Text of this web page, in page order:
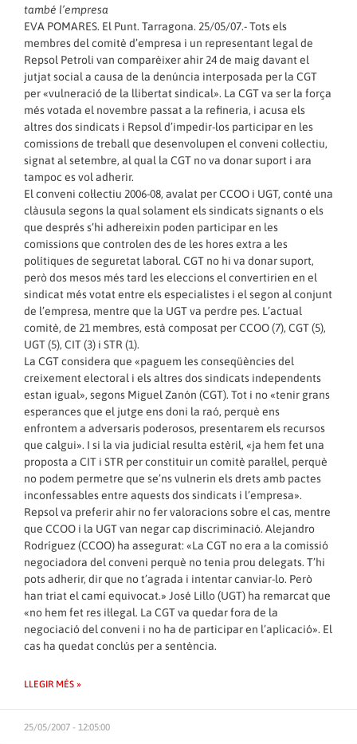
també l’empresa
EVA POMARES. El Punt. Tarragona. 25/05/07.- Tots els
membres del comitè d’empresa i un representant legal de
Repsol Petroli van comparèixer ahir 24 de maig davant el
jutjat social a causa de la denúncia interposada per la CGT
per «vulneració de la llibertat sindical». La CGT va ser la força
més votada el novembre passat a la refineria, i acusa els
altres dos sindicats i Repsol d’impedir-los participar en les
comissions de treball que desenvolupen el conveni col·lectiu,
signat al setembre, al qual la CGT no va donar suport i ara
tampoc es vol adherir.
El conveni col·lectiu 2006-08, avalat per CCOO i UGT, conté una
clàusula segons la qual solament els sindicats signants o els
que després s’hi adhereixin poden participar en les
comissions que controlen des de les hores extra a les
polítiques de seguretat laboral. CGT no hi va donar suport,
però dos mesos més tard les eleccions el convertirien en el
sindicat més votat entre els especialistes i el segon al conjunt
de l’empresa, mentre que la UGT va perdre pes. L’actual
comitè, de 21 membres, està composat per CCOO (7), CGT (5),
UGT (5), CIT (3) i STR (1).
La CGT considera que «paguem les conseqüències del
creixement electoral i els altres dos sindicats independents
estan igual», segons Miguel Zanón (CGT). Tot i no «tenir grans
esperances que el jutge ens doni la raó, perquè ens
enfrontem a adversaris poderosos, presentarem els recursos
que calgui». I si la via judicial resulta estèril, «ja hem fet una
proposta a CIT i STR per constituir un comitè paral·lel, perquè
no podem permetre que se’ns vulnerin els drets amb pactes
inconfessables entre aquests dos sindicats i l’empresa».
Repsol va preferir ahir no fer valoracions sobre el cas, mentre
que CCOO i la UGT van negar cap discriminació. Alejandro
Rodríguez (CCOO) ha assegurat: «La CGT no era a la comissió
negociadora del conveni perquè no tenia prou delegats. T’hi
pots adherir, dir que no t’agrada i intentar canviar-lo. Però
han triat el camí equivocat.» José Lillo (UGT) ha remarcat que
«no hem fet res il·legal. La CGT va quedar fora de la
negociació del conveni i no ha de participar en l’aplicació». El
cas ha quedat conclús per a sentència.
LLEGIR MÉS »
25/05/2007 - 12:05:00